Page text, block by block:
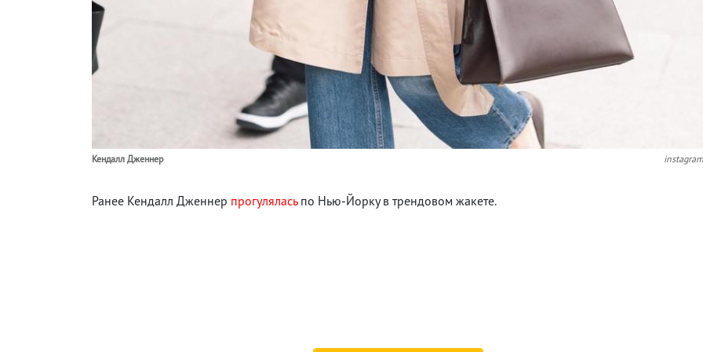
Кендалл Дженнер instagram
Ранее Кендалл Дженнер прогуляласьпо Нью-Йорку в трендовом жакете.